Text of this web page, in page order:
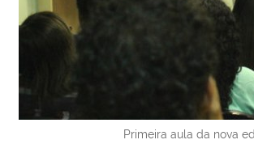
Primeira aula da nova